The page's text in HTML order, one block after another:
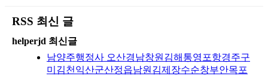
RSS 최신 글
helperjd 최신글
남양주행정사 오산경남창원김해통영포항경주구
미김천익산군산정읍남원김제장수순창부안목포